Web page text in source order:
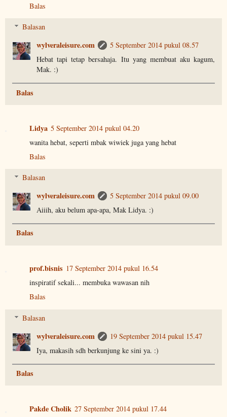
Balas
Balasan
wylveraleisure.com
5 September 2014 pukul 08.57
Hebat tapi tetap bersahaja. Itu yang membuat aku kagum,
Mak. :)
Balas
Lidya 5 September 2014 pukul 04.20
wanita hebat, seperti mbak wiwiek juga yang hebat
Balas
Balasan
wylveraleisure.com
5 September 2014 pukul 09.00
Aiiih, aku belum apa-apa, Mak Lidya. :)
Balas
prof.bisnis 17 September 2014 pukul 16.54
inspiratif sekali... membuka wawasan nih
Balas
Balasan
wylveraleisure.com
19 September 2014 pukul 15.47
Iya, makasih sdh berkunjung ke sini ya. :)
Balas
Pakde Cholik 27 September 2014 pukul 17.44